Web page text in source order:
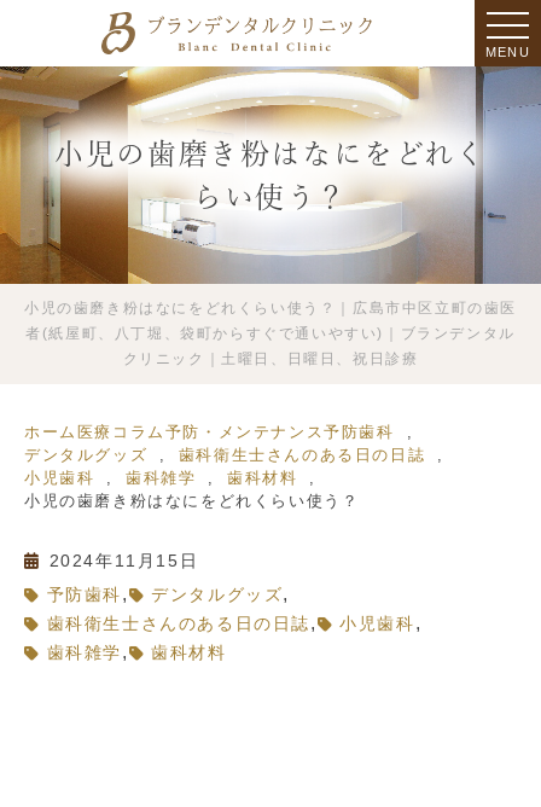
MENU
小児の歯磨き粉はなにをどれく
らい使う？
小児の歯磨き粉はなにをどれくらい使う？｜広島市中区立町の歯医
者(紙屋町、八丁堀、袋町からすぐで通いやすい)｜ブランデンタル
クリニック｜土曜日、日曜日、祝日診療
ホーム 医療コラム 予防・メンテナンス予防歯科
デンタルグッズ
歯科衛生士さんのある日の日誌
小児歯科
歯科雑学
歯科材料
小児の歯磨き粉はなにをどれくらい使う？
2024年11月15日
予防歯科 , デンタルグッズ,
歯科衛生士さんのある日の日誌 , 小児歯科 ,
歯科雑学 , 歯科材料